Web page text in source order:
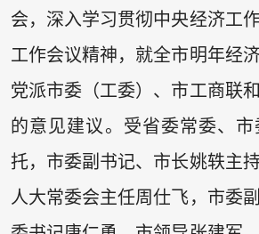
会，深入学习贯彻中央经济工
工作会议精神，就全市明年经
党派市委（工委）、市工商联
的意见建议。受省委常委、
托，市委副书记、市长姚轶主
人大常委会主任周仕飞，市委